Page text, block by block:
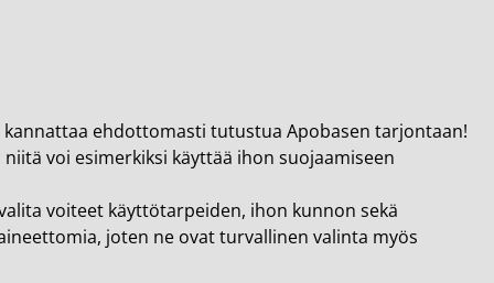
ehdottomasti tutustua Apobasen tarjontaan!
voi esimerkiksi käyttää ihon suojaamiseen
voiteet käyttötarpeiden, ihon kunnon sekä
joten ne ovat turvallinen valinta myös